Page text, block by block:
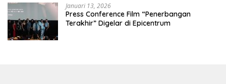
Januari 13, 2026
Press Conference Film “Penerbangan
Terakhir” Digelar di Epicentrum